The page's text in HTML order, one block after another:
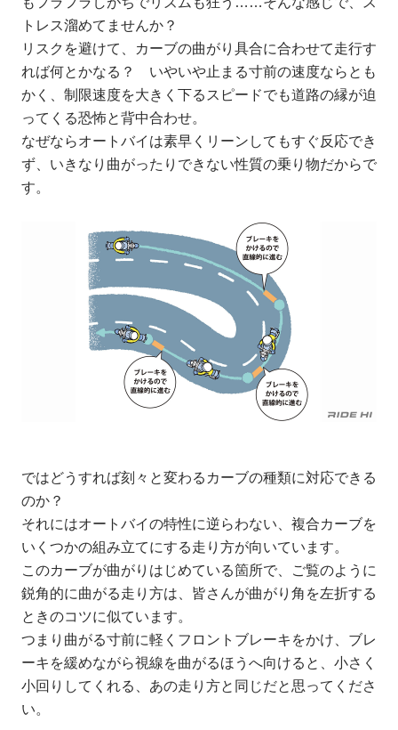
トレス溜めてませんか？
リスクを避けて、カーブの曲がり具合に合わせて走行す
れば何とかなる？ いやいや止まる寸前の速度ならとも
かく、制限速度を大きく下るスピードでも道路の縁が迫
ってくる恐怖と背中合わせ。
なぜならオートバイは素早くリーンしてもすぐ反応でき
ず、いきなり曲がったりできない性質の乗り物だからで
す。
ではどうすれば刻々と変わるカーブの種類に対応できる
のか？
それにはオートバイの特性に逆らわない、複合カーブを
いくつかの組み立てにする走り方が向いています。
このカーブが曲がりはじめている箇所で、ご覧のように
鋭角的に曲がる走り方は、皆さんが曲がり角を左折する
ときのコツに似ています。
つまり曲がる寸前に軽くフロントブレーキをかけ、ブレ
ーキを緩めながら視線を曲がるほうへ向けると、小さく
小回りしてくれる、あの走り方と同じだと思ってくださ
い。